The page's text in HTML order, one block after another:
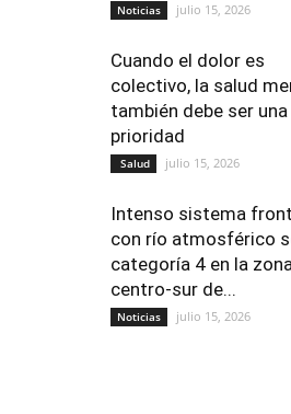
Noticias julio 15, 2026
Cuando el dolor es
colectivo, la salud
también debe ser una
prioridad
Salud julio 15, 2026
Intenso sistema
con río atmosférico
categoría 4 en la
centro-sur de...
Noticias julio 15, 2026